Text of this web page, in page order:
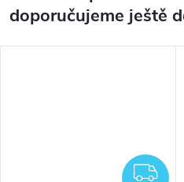
doporučujeme ještě